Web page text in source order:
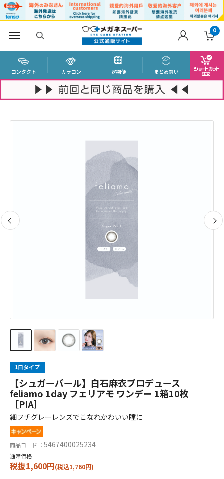
0
コンタクト カラコン 定期便 まとめ買い
1日タイプ
【シュガーパール】白石麻衣プロデュース
feliamo 1day フェリアモ ワンデー 1箱10枚
［PIA］
細フチグレーレンズでこなれかわいい瞳に
商品コード ： 5467400025234
通常価格
税抜1,600円(税込1,760円)